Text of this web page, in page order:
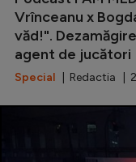
Vrînceanu x
văd!".
agent de jucători
Special | Redactia |